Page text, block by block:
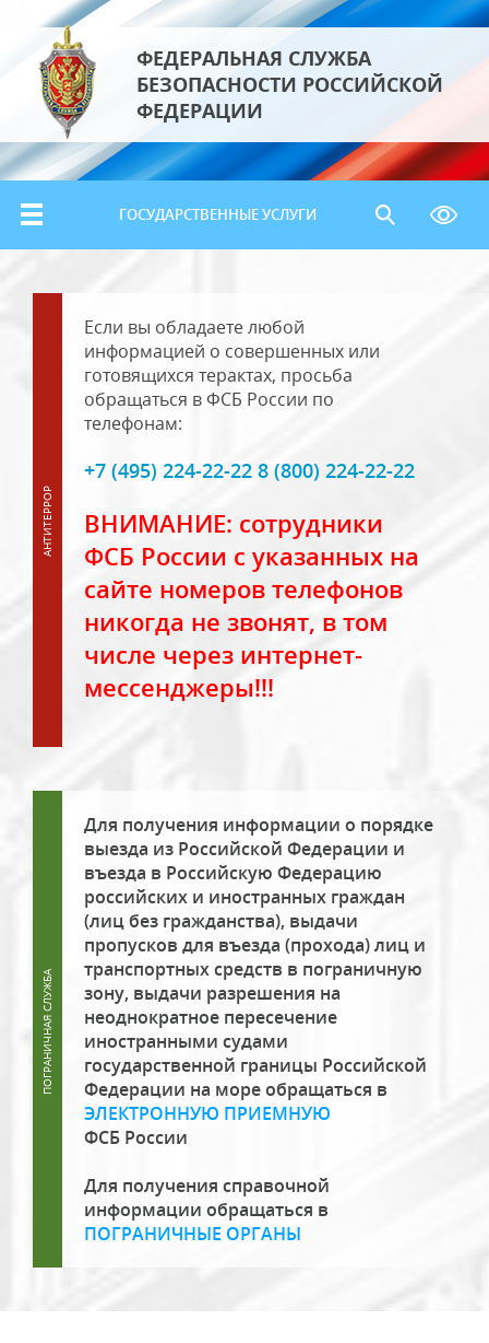
ФЕДЕРАЛЬНАЯ СЛУЖБА
БЕЗОПАСНОСТИ РОССИЙСКОЙ
ФЕДЕРАЦИИ
ГОСУДАРСТВЕННЫЕ УСЛУГИ
Если вы обладаете любой
информацией о совершенных или
готовящихся терактах, просьба
обращаться в ФСБ России по
телефонам:
+7 (495) 224-22-22 8 (800) 224-22-22
ВНИМАНИЕ: сотрудники
ФСБ России с указанных на
сайте номеров телефонов
никогда не звонят, в том
числе через интернет-
мессенджеры!!!
Для получения информации о порядке
выезда из Российской Федерации и
въезда в Российскую Федерацию
российских и иностранных граждан
(лиц без гражданства), выдачи
пропусков для въезда (прохода) лиц и
транспортных средств в пограничную
зону, выдачи разрешения на
неоднократное пересечение
иностранными судами
государственной границы Российской
Федерации на море обращаться в
ЭЛЕКТРОННУЮ ПРИЕМНУЮ
ФСБ России
Для получения справочной
информации обращаться в
ПОГРАНИЧНЫЕ ОРГАНЫ